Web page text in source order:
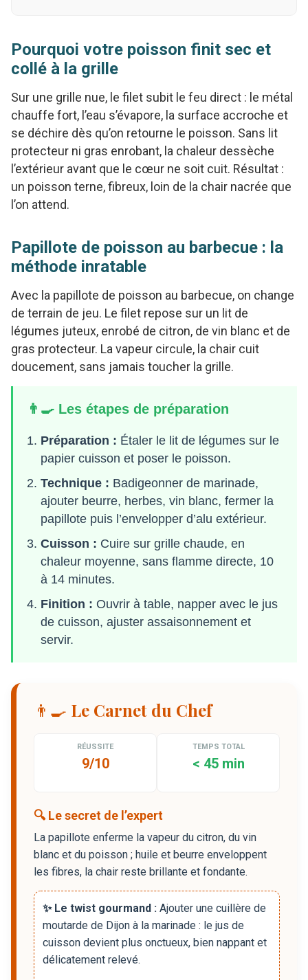
Pourquoi votre poisson finit sec et
collé à la grille
Sur une grille nue, le filet subit le feu direct : le métal
chauffe fort, l’eau s’évapore, la surface accroche et
se déchire dès qu’on retourne le poisson. Sans lit
protecteur ni gras enrobant, la chaleur dessèche
l’extérieur avant que le cœur ne soit cuit. Résultat :
un poisson terne, fibreux, loin de la chair nacrée que
l’on attend.
Papillote de poisson au barbecue : la
méthode inratable
Avec la papillote de poisson au barbecue, on change
de terrain de jeu. Le filet repose sur un lit de
légumes juteux, enrobé de citron, de vin blanc et de
gras protecteur. La vapeur circule, la chair cuit
doucement, sans jamais toucher la grille.
👨‍🍳 Les étapes de préparation
Préparation : Étaler le lit de légumes sur le
papier cuisson et poser le poisson.
Technique : Badigeonner de marinade,
ajouter beurre, herbes, vin blanc, fermer la
papillote puis l’envelopper d’alu extérieur.
Cuisson : Cuire sur grille chaude, en
chaleur moyenne, sans flamme directe, 10
à 14 minutes.
Finition : Ouvrir à table, napper avec le jus
de cuisson, ajuster assaisonnement et
servir.
👨‍🍳 Le Carnet du Chef
RÉUSSITE
9/10
TEMPS TOTAL
< 45 min
🔍 Le secret de l’expert
La papillote enferme la vapeur du citron, du vin
blanc et du poisson ; huile et beurre enveloppent
les fibres, la chair reste brillante et fondante.
✨ Le twist gourmand : Ajouter une cuillère de
moutarde de Dijon à la marinade : le jus de
cuisson devient plus onctueux, bien nappant et
délicatement relevé.